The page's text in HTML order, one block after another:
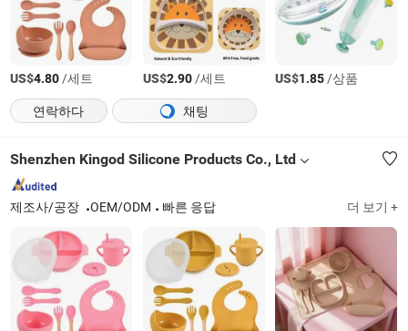
US$4.80/세트 US$2.90/세트 US$1.85/상품
연락하다
채팅
Shenzhen Kingod Silicone Products Co., Ltd
제조사/공장 OEM/ODM 빠른 응답 더 보기 +